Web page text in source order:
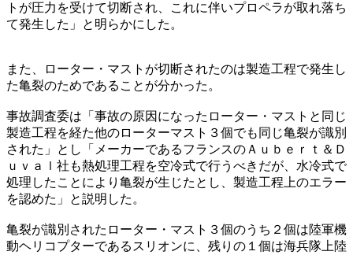
トが圧力を受けて切断され、これに伴いプロペラが取れ落ち
て発生した」と明らかにした。
また、ローター・マストが切断されたのは製造工程で発生し
た亀裂のためであることが分かった。
事故調査委は「事故の原因になったローター・マストと同じ
製造工程を経た他のローターマスト３個でも同じ亀裂が識別
された」とし「メーカーであるフランスのＡｕｂｅｒｔ＆Ｄ
ｕｖａｌ社も熱処理工程を空冷式で行うべきだが、水冷式で
処理したことにより亀裂が生じたとし、製造工程上のエラー
を認めた」と説明した。
亀裂が識別されたローター・マスト３個のうち２個は陸軍機
動ヘリコプターであるスリオンに、残りの１個は海兵隊上陸